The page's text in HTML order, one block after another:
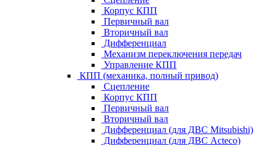
Корпус КПП
Первичный вал
Вторичный вал
Дифференциал
Механизм переключения передач
Управление КПП
КПП (механика, полный привод)
Сцепление
Корпус КПП
Первичный вал
Вторичный вал
Дифференциал (для ДВС Mitsubishi)
Дифференциал (для ДВС Acteco)